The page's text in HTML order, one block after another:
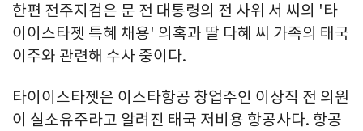
한편 전주지검은 문 전 대통령의 전 사위 서 씨의 '타
이이스타젯 특혜 채용' 의혹과 딸 다혜 씨 가족의 태국
이주와 관련해 수사 중이다.
타이이스타젯은 이스타항공 창업주인 이상직 전 의원
이 실소유주라고 알려진 태국 저비용 항공사다. 항공